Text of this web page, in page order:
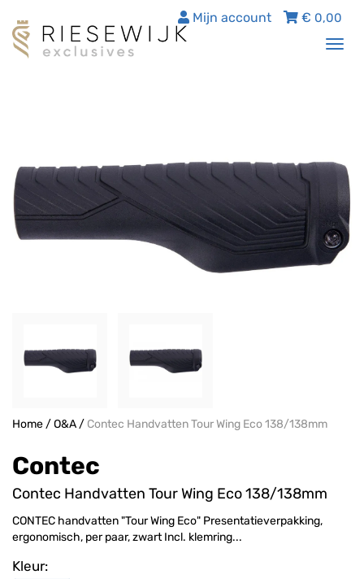
€ 0,00
Mijn account
Home/O&A/ Contec Handvatten Tour Wing Eco 138/138mm
Contec
Contec Handvatten Tour Wing Eco 138/138mm
CONTEC handvatten "Tour Wing Eco" Presentatieverpakking,
ergonomisch, per paar, zwart Incl. klemring...
Kleur: